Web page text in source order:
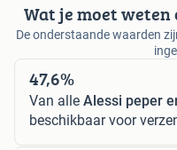
Wat je moet weten
De onderstaande waarden
47,6%
Van alle Alessi peper
beschikbaar voor